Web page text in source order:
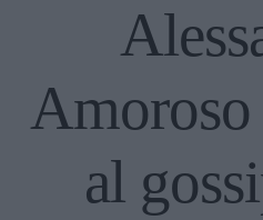
al